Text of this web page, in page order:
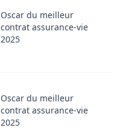
Oscar du meilleur
contrat assurance-vie
2025
Oscar du meilleur
contrat assurance-vie
2025